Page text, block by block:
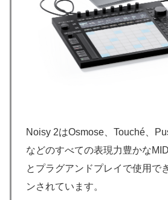
Noisy 2はOsmose、Touché、
などのすべての表現力豊かな
とプラグアンドプレイで使用で
ンされています。